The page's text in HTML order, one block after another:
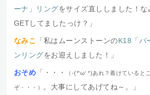
ーナ」リングをサイズ直ししました！
GETしてましたっけ？」
なみこ 「私はムーンストーンのK18「バ
ンリングをお迎えしました！」
おそめ 「・・・ （-(*‘ω‘ *)あれ？着けていると
ぞ・・・） 。大事にしてあげてね～。」